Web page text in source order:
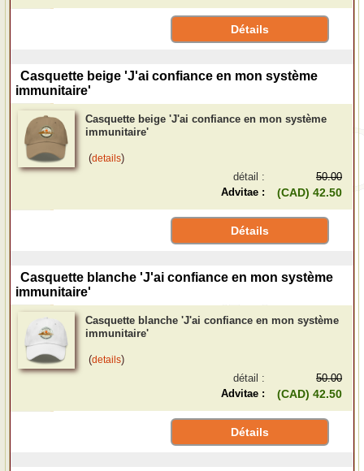
Détails
Casquette beige 'J'ai confiance en mon système
immunitaire'
Casquette beige 'J'ai confiance en mon système
immunitaire'
(details)
détail :
50.00
Advitae :
(CAD) 42.50
Détails
Casquette blanche 'J'ai confiance en mon système
immunitaire'
Casquette blanche 'J'ai confiance en mon système
immunitaire'
(details)
détail :
50.00
Advitae :
(CAD) 42.50
Détails